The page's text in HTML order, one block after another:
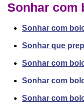
Sonhar com
Sonhar com
Sonhar que
Sonhar com
Sonhar com
Sonhar com